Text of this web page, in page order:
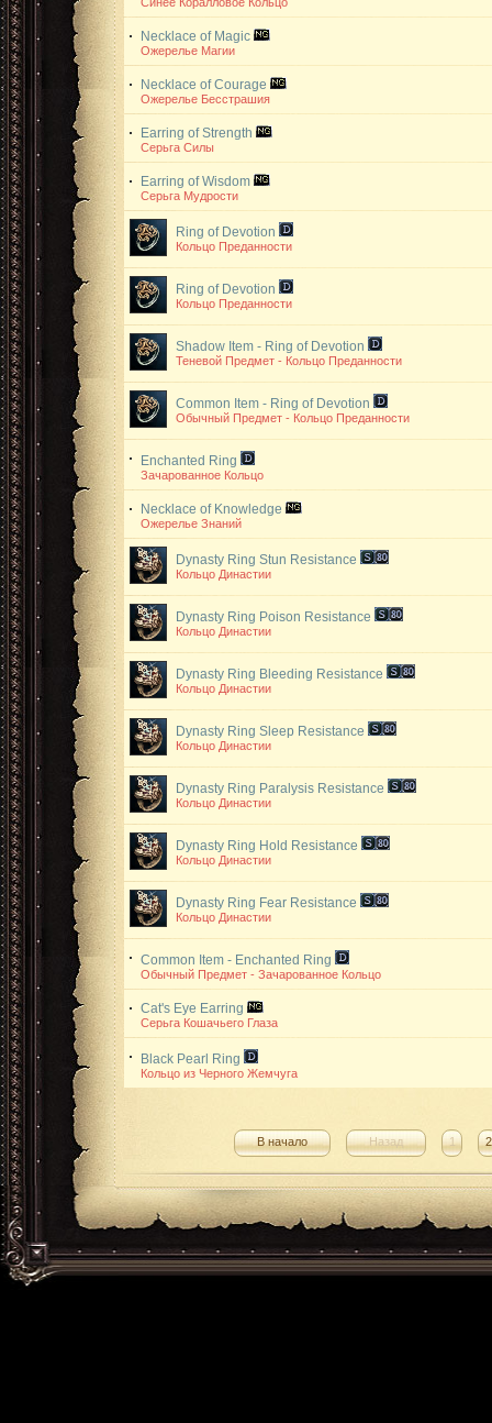
Necklace of Magic
Ожерелье Магии
Necklace of Courage
Ожерелье Бесстрашия
Earring of Strength
Серьга Силы
Earring of Wisdom
Серьга Мудрости
Ring of Devotion
Кольцо Преданности
Ring of Devotion
Кольцо Преданности
Shadow Item - Ring of Devotion
Теневой Предмет - Кольцо Преданности
Common Item - Ring of Devotion
Обычный Предмет - Кольцо Преданности
Enchanted Ring
Зачарованное Кольцо
Necklace of Knowledge
Ожерелье Знаний
Dynasty Ring Stun Resistance
Кольцо Династии
Dynasty Ring Poison Resistance
Кольцо Династии
Dynasty Ring Bleeding Resistance
Кольцо Династии
Dynasty Ring Sleep Resistance
Кольцо Династии
Dynasty Ring Paralysis Resistance
Кольцо Династии
Dynasty Ring Hold Resistance
Кольцо Династии
Dynasty Ring Fear Resistance
Кольцо Династии
Common Item - Enchanted Ring
Обычный Предмет - Зачарованное Кольцо
Cat's Eye Earring
Серьга Кошачьего Глаза
Black Pearl Ring
Кольцо из Черного Жемчуга
В начало Назад 1 2